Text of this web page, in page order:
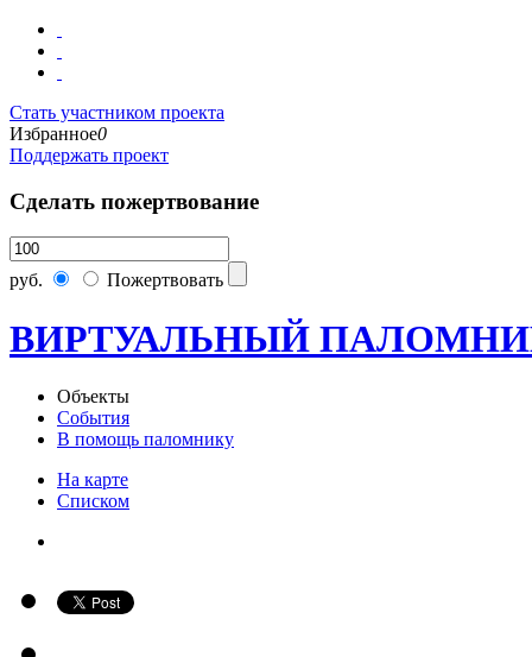
Стать участником проекта
Избранное0
Поддержать проект
Сделать пожертвование
руб. Пожертвовать
ВИРТУАЛЬНЫЙ
Объекты
События
В помощь паломнику
На карте
Списком